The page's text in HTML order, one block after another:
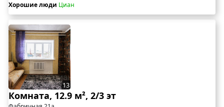
Хорошие люди Циан
13
Комната, 12.9 м², 2/3 эт